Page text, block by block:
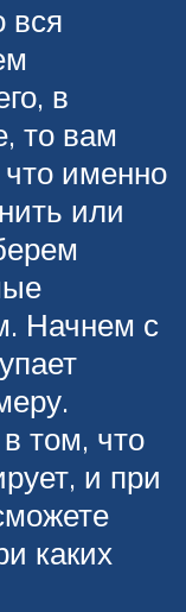
вся
в
то вам
именно
или
Начнем с
том, что
и при
каких